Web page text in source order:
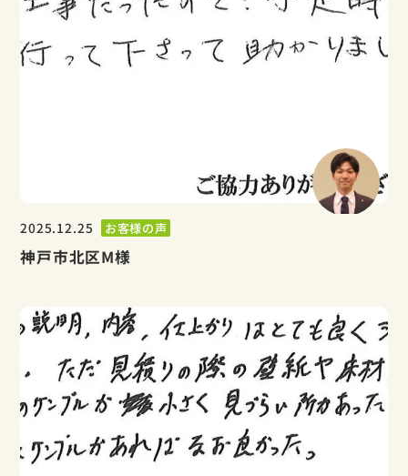
2025.12.25 お客様の声
神戸市北区M様